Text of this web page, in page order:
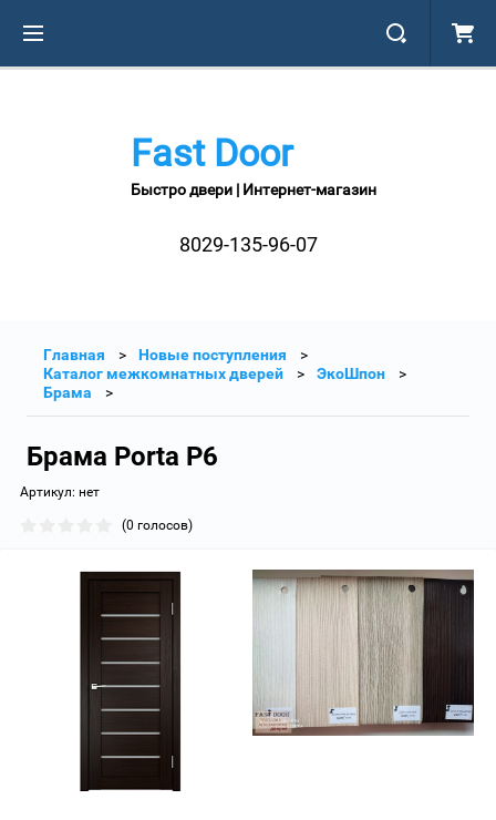
Fast Door
Быстро двери | Интернет-магазин
8029-135-96-07
Главная
Новые поступления
Каталог межкомнатных дверей
ЭкоШпон
Брама
Брама Porta P6
Артикул: нет
(0 голосов)